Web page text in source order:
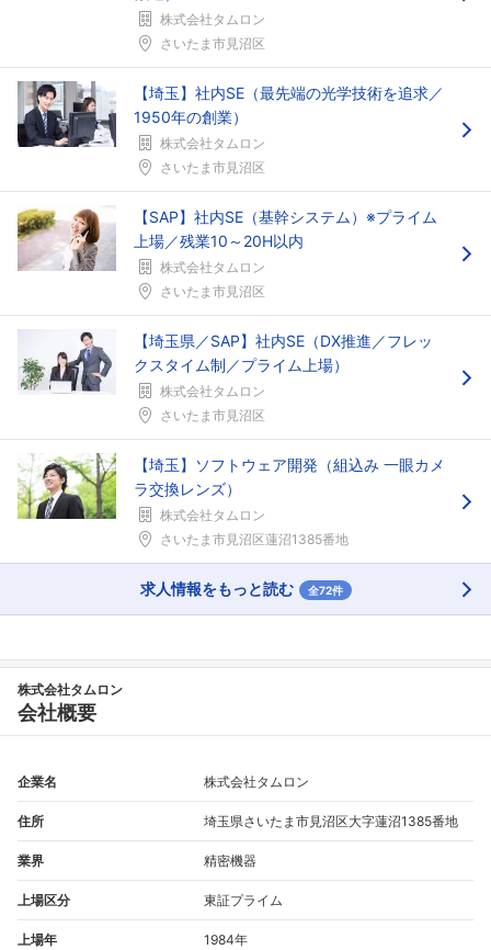
株式会社タムロン
さいたま市見沼区
【埼玉】社内SE（最先端の光学技術を追求／
1950年の創業）
株式会社タムロン
さいたま市見沼区
【SAP】社内SE（基幹システム）※プライム
上場／残業10～20H以内
株式会社タムロン
さいたま市見沼区
【埼玉県／SAP】社内SE（DX推進／フレッ
クスタイム制／プライム上場）
株式会社タムロン
さいたま市見沼区
【埼玉】ソフトウェア開発（組込み 一眼カメ
ラ交換レンズ）
株式会社タムロン
さいたま市見沼区蓮沼1385番地
求人情報をもっと読む 全72件
株式会社タムロン
会社概要
企業名 株式会社タムロン
住所 埼玉県さいたま市見沼区大字蓮沼1385番地
業界 精密機器
上場区分 東証プライム
上場年 1984年